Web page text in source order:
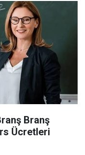
Branş
Ücretleri